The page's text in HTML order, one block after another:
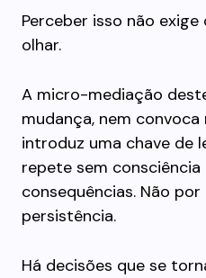
Perceber isso não
olhar.
A micro-mediação
mudança, nem convoca
introduz uma chave de
repete sem
consequências. Não
persistência.
Há decisões que se